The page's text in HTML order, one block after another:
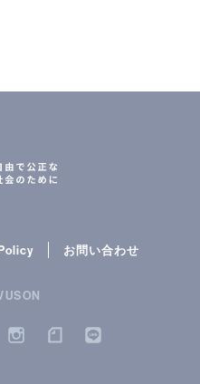
お問い合わせ
US ON